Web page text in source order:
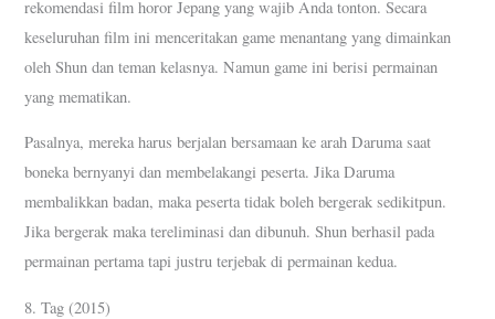
rekomendasi film horor Jepang yang wajib Anda tonton. Secara
keseluruhan film ini menceritakan game menantang yang dimainkan
oleh Shun dan teman kelasnya. Namun game ini berisi permainan
yang mematikan.
Pasalnya, mereka harus berjalan bersamaan ke arah Daruma saat
boneka bernyanyi dan membelakangi peserta. Jika Daruma
membalikkan badan, maka peserta tidak boleh bergerak sedikitpun.
Jika bergerak maka tereliminasi dan dibunuh. Shun berhasil pada
permainan pertama tapi justru terjebak di permainan kedua.
8. Tag (2015)